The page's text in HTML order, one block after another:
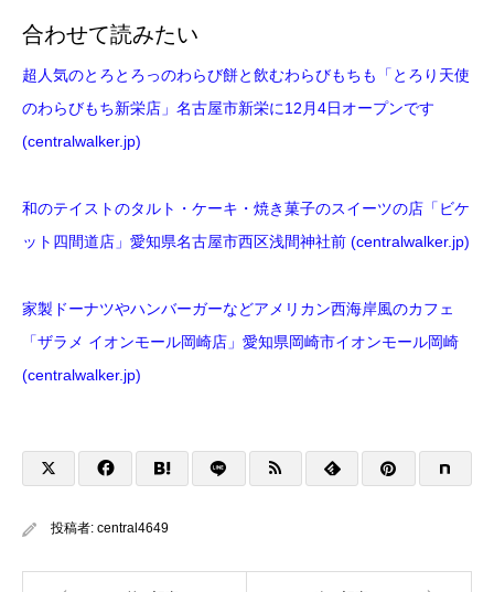
合わせて読みたい
超人気のとろとろっのわらび餅と飲むわらびもちも「とろり天使
のわらびもち新栄店」名古屋市新栄に12月4日オープンです
(centralwalker.jp)
和のテイストのタルト・ケーキ・焼き菓子のスイーツの店「ビケ
ット四間道店」愛知県名古屋市西区浅間神社前 (centralwalker.jp)
家製ドーナツやハンバーガーなどアメリカン西海岸風のカフェ
「ザラメ イオンモール岡崎店」愛知県岡崎市イオンモール岡崎
(centralwalker.jp)
投稿者: central4649